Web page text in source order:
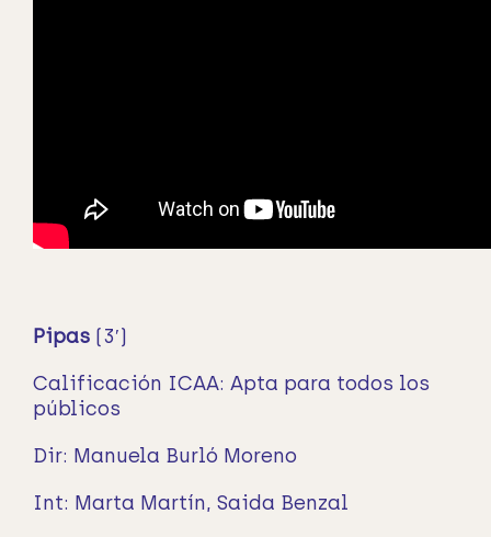
Pipas (3′)
Calificación ICAA: Apta para todos los
públicos
Dir: Manuela Burló Moreno
Int: Marta Martín, Saida Benzal